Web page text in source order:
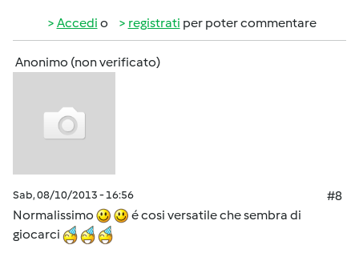
Accedi o registrati per poter commentare
Anonimo (non verificato)
Sab, 08/10/2013 - 16:56
#8
Normalissimo
é cosi versatile che sembra di
giocarci